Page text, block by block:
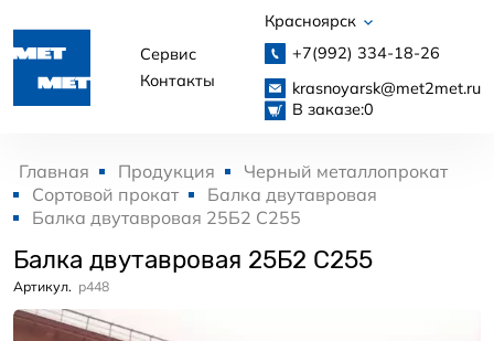
Сервис
Контакты
Красноярск
+7(992) 334-18-26
krasnoyarsk@met2met.ru
В заказе:0
Главная Продукция
Черный металлопрокат
Сортовой прокат
Балка двутавровая
Балка двутавровая 25Б2 С255
Балка двутавровая 25Б2 С255
Артикул. p448